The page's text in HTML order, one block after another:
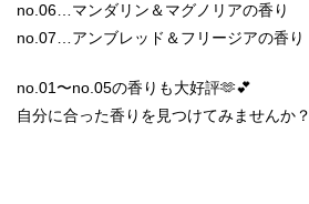
no.06…マンダリン＆マグノリアの香り
no.07…アンブレッド＆フリージアの香り
no.01〜no.05の香りも大好評🫶💕
自分に合った香りを見つけてみませんか？